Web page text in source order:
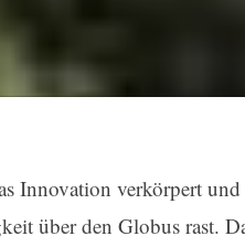
Innovation verkörpert
über den Globus rast.